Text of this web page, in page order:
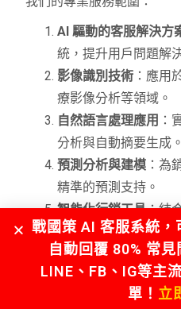
AI 驅動的客服解決方
統，提升用戶問題解
影像識別技術 ：應用
療影像分析等領域。
自然語言處理應用 ：
分析與自動摘要生成。
預測分析與建模 ：為
精準的預測支持。
智能化行銷工具：結
有效的行銷策略。
搶占市場先機，立即行動！
：與我們的
戰國策 AI 客服系統，
自動回覆 80% 常
LINE、FB、IG等主
單！ 立